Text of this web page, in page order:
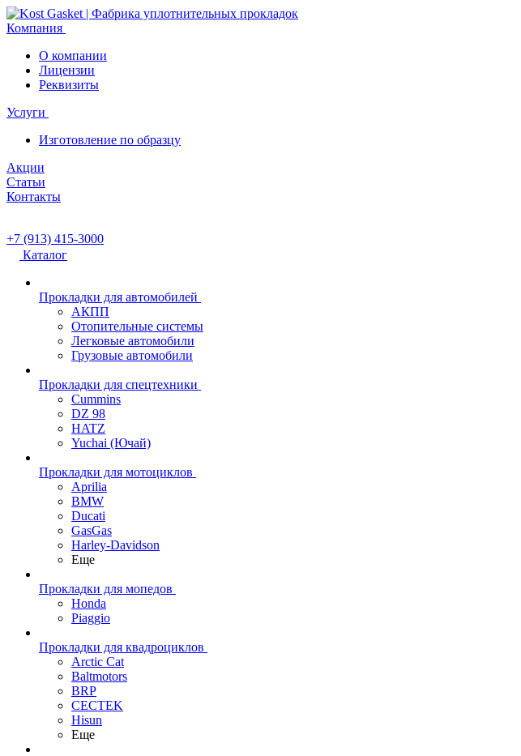
Компания
О компании
Лицензии
Реквизиты
Услуги
Изготовление по образцу
Акции
Статьи
Контакты
+7 (913) 415-3000
Каталог
Прокладки для автомобилей
АКПП
Отопительные системы
Легковые автомобили
Грузовые автомобили
Прокладки для спецтехники
Cummins
DZ 98
HATZ
Yuchai (Ючай)
Прокладки для мотоциклов
Aprilia
BMW
Ducati
GasGas
Harley-Davidson
Еще
Прокладки для мопедов
Honda
Piaggio
Прокладки для квадроциклов
Arctic Cat
Baltmotors
BRP
CECTEK
Hisun
Еще